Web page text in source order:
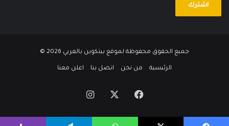
جميع الحقوق محفوظة لموقع بيتكوين بالعربي
الرئيسية من نحن اتصل بنا اعلن معنا
فيسبوك انستقرام